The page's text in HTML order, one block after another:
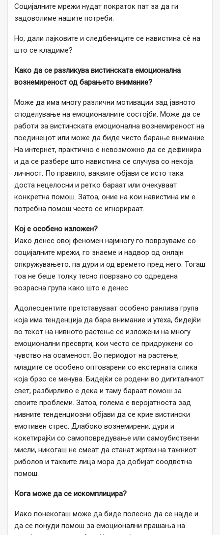
Социјалните мрежи нудат пократок пат за да ги
задоволиме нашите потреби.
Но, дали лајковите и следбениците се навистина сѐ на
што се кладиме?
Како да се разликува вистинската емоционална
вознемиреност од барањето внимание?
Може да има многу различни мотивации зад јавното
споделување на емоционалните состојби. Може да се
работи за вистинската емоционална вознемиреност на
поединецот или може да биде чисто барање внимание.
На интернет, практично е невозможно да се дефинира
и да се разбере што навистина се случува со некоја
личност. По правило, ваквите објави се исто така
доста нецелосни и ретко бараат или очекуваат
конкретна помош. Затоа, оние на кои навистина им е
потребна помош често се игнорираат.
Кој е особено изложен?
Иако денес овој феномен најмногу го поврзуваме со
социјалните мрежи, го знаеме и надвор од онлајн
опкружувањето, па дури и од времето пред него. Тогаш
тоа не беше толку тесно поврзано со одредена
возрасна група како што е денес.
Адолесцентите претставуваат особено ранлива група
која има тенденција да бара внимание и утеха, бидејќи
во текот на нивното растење се изложени на многу
емоционални пресврти, кои често се придружени со
чувство на осаменост. Во периодот на растење,
младите се особено оптоварени со екстерната слика
која брзо се менува. Бидејќи се родени во дигиталниот
свет, разбирливо е дека и таму бараат помош за
своите проблеми. Затоа, голема е веројатноста зад
нивните тенденциозни објави да се крие вистински
емотивен стрес. Длабоко вознемирени, дури и
кокетирајќи со самоповредување или самоубиствени
мисли, никогаш не смеат да станат жртви на тажниот
риболов и таквите лица мора да добијат соодветна
помош.
Кога може да се искомплицира?
Иако понекогаш може да биде полесно да се најде и
да се понуди помош за емоционални прашања на